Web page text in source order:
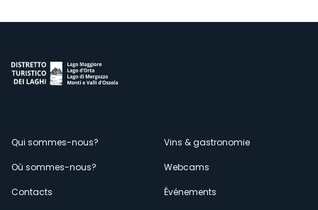
Menù
secondario
Qui sommes-nous?
Où sommes-nous?
Contacts
Vins & gastronomie
Webcams
Événements